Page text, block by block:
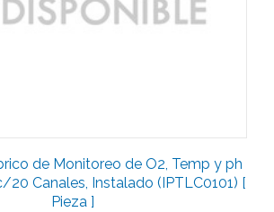
de Monitoreo de O2, Temp y ph
Canales, Instalado (IPTLC0101) [
Pieza ]